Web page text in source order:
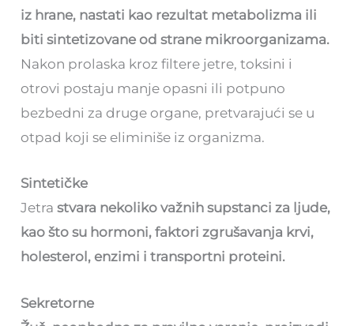
iz hrane, nastati kao rezultat metabolizma ili
biti sintetizovane od strane mikroorganizama.
Nakon prolaska kroz filtere jetre, toksini i
otrovi postaju manje opasni ili potpuno
bezbedni za druge organe, pretvarajući se u
otpad koji se eliminiše iz organizma.
Sintetičke
Jetrastvara nekoliko važnih supstanci za ljude,
kao što su hormoni, faktori zgrušavanja krvi,
holesterol, enzimi i transportni proteini.
Sekretorne